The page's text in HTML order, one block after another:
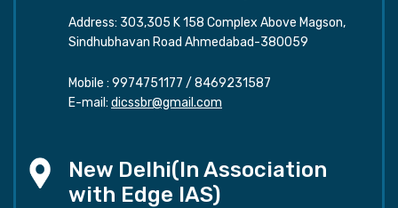
Address: 303,305 K 158 Complex Above Magson,
Sindhubhavan Road Ahmedabad-380059
Mobile : 9974751177 / 8469231587
E-mail: dicssbr@gmail.com
New Delhi(In Association
with Edge IAS)